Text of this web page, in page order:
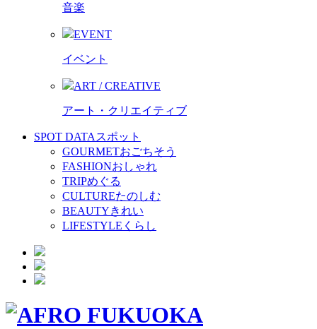
音楽
EVENT
イベント
ART / CREATIVE
アート・クリエイティブ
SPOT DATA スポット
GOURMETおごちそう
FASHIONおしゃれ
TRIPめぐる
CULTUREたのしむ
BEAUTYきれい
LIFESTYLE くらし